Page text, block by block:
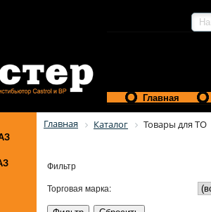
Главная
Главная Каталог Товары для ТО
Фильтр
Торговая марка: